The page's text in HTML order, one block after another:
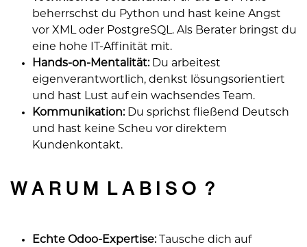
beherrschst du Python und hast keine Angst
vor XML oder PostgreSQL. Als Berater bringst du
eine hohe IT-Affinität mit.
Hands-on-Mentalität: Du arbeitest
eigenverantwortlich, denkst lösungsorientiert
und hast Lust auf ein wachsendes Team.
Kommunikation: Du sprichst fließend Deutsch
und hast keine Scheu vor direktem
Kundenkontakt.
W A R U M L A B I S O ?
Echte Odoo-Expertise: Tausche dich auf